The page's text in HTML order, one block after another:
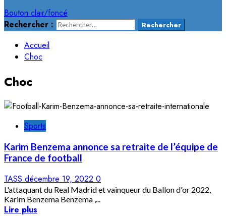
Bouton clair/foncé
Rechercher :
Accueil
Choc
Choc
Sports
Karim Benzema annonce sa retraite de l’équipe de
France de football
TASS décembre 19, 2022 0
L'attaquant du Real Madrid et vainqueur du Ballon d'or 2022,
Karim Benzema Benzema ,...
Lire plus